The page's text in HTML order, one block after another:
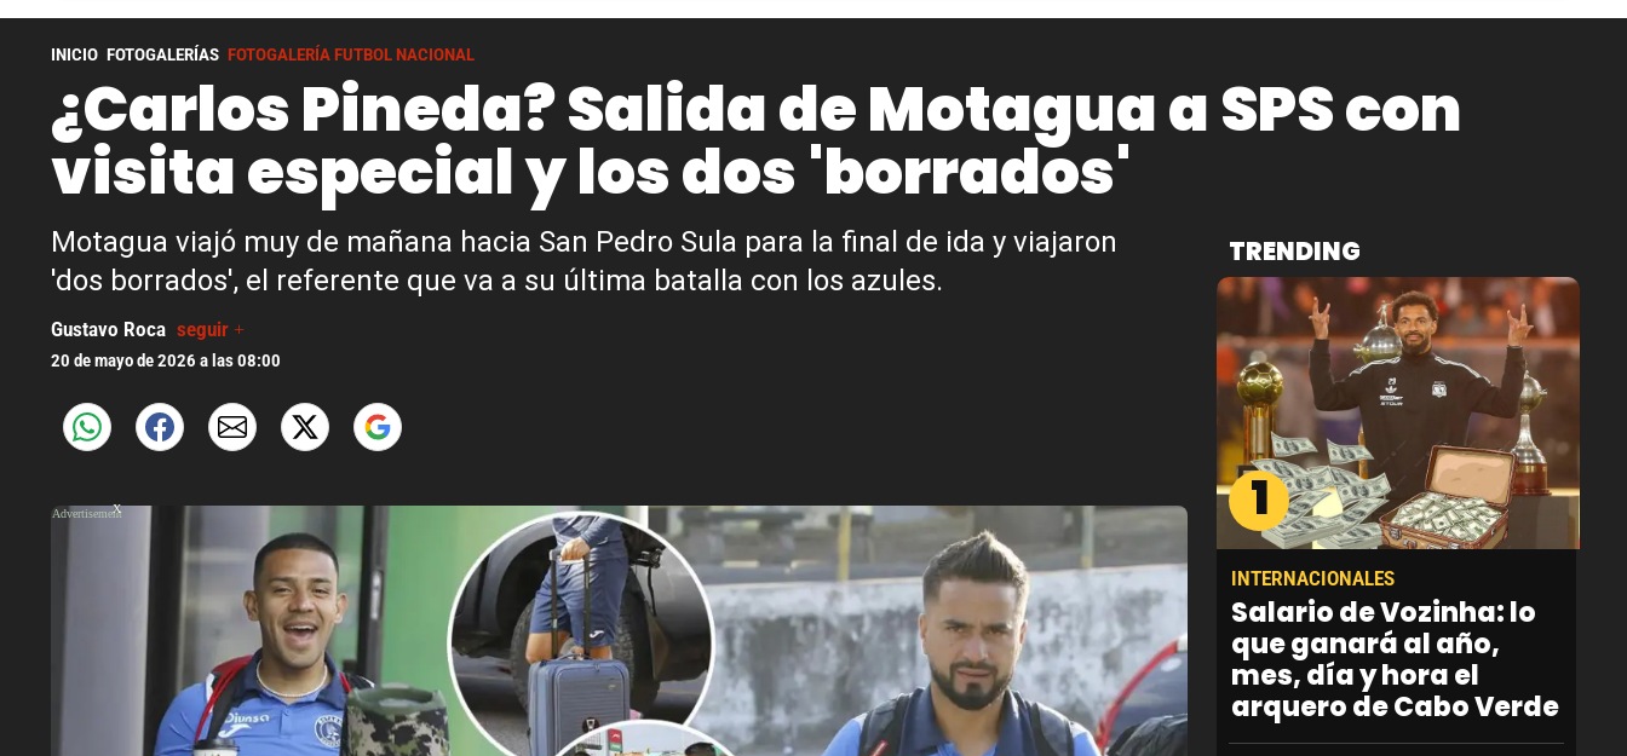
INICIO FOTOGALERÍAS FOTOGALERÍA FUTBOL NACIONAL
¿Carlos Pineda? Salida de Motagua a SPS con
visita especial y los dos 'borrados'
Motagua viajó muy de mañana hacia San Pedro Sula para la final de ida y viajaron
'dos borrados', el referente que va a su última batalla con los azules.
Gustavo Roca seguir +
20 de mayo de 2026 a las 08:00
X
TRENDING
1
INTERNACIONALES
Salario de Vozinha: lo
que ganará al año,
mes, día y hora el
arquero de Cabo Verde